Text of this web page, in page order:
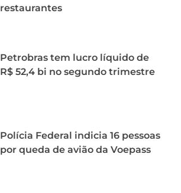
restaurantes
Petrobras tem lucro líquido de
R$ 52,4 bi no segundo trimestre
Polícia Federal indicia 16 pessoas
por queda de avião da Voepass